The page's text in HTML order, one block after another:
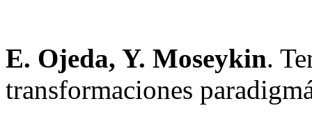
E. Ojeda, Y. Moseykin.
transformaciones